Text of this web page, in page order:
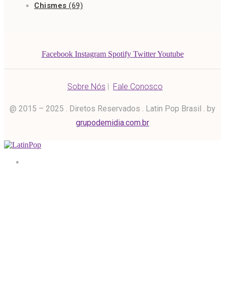
Chismes (69)
Facebook Instagram Spotify Twitter Youtube
Sobre Nós | Fale Conosco
@ 2015 – 2025 . Diretos Reservados . Latin Pop Brasil . by
grupodemidia.com.br